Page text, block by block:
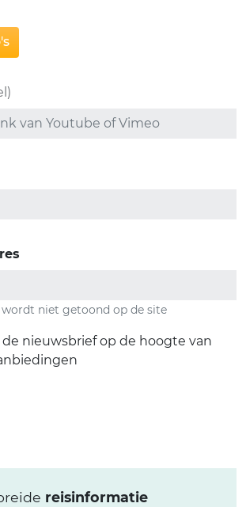
niet getoond op de site
nieuwsbrief op de hoogte van
reisinformatie